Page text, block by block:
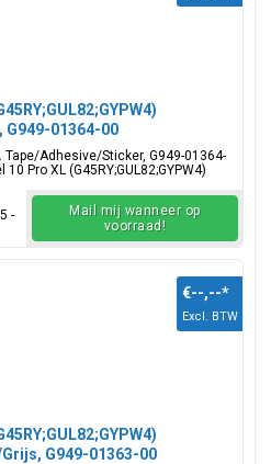
01364-00
Adhesive/Sticker, G949-01364-
Pro XL (G45RY;GUL82;GYPW4)
-
Mail mij wanneer op
voorraad!
G949-01363-00
€--,--*
Excl. BTW